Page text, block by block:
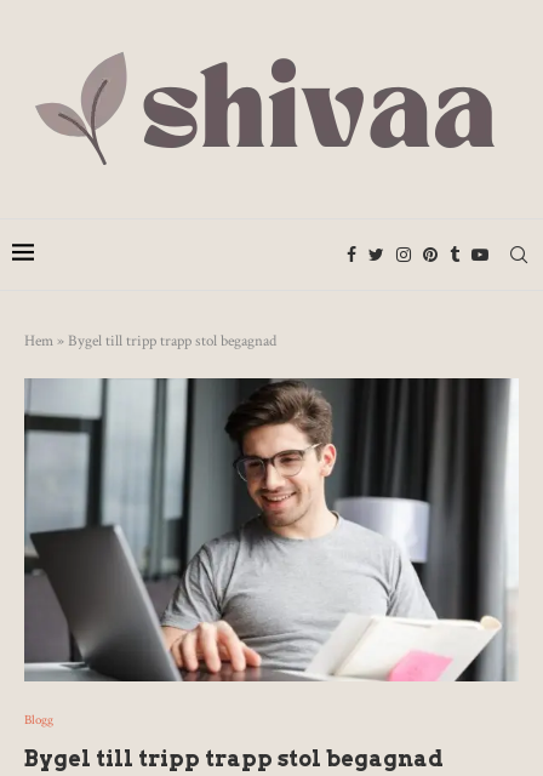
Hem» Bygel till tripp trapp stol begagnad
Blogg
Bygel till tripp trapp stol begagnad